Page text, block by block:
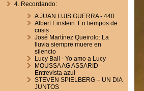
4. Recordando:
A JUAN LUIS GUERRA - 440
Albert Einstein: En tiempos de
crisis
José Martínez Queirolo: La
lluvia siempre muere en
silencio
Lucy Ball - Yo amo a Lucy
MOUSSA AG ASSARID -
Entrevista azul
STEVEN SPIELBERG – UN DIA
JUNTOS